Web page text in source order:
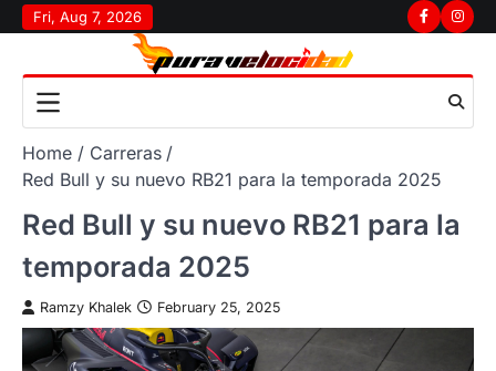
Skip
to
Fri, Aug 7, 2026 Facebook
Home
Carreras
Red Bull y su nuevo RB21 para la temporada 2025
Red Bull y su nuevo RB21 para la
temporada 2025
Ramzy Khalek February 25, 2025